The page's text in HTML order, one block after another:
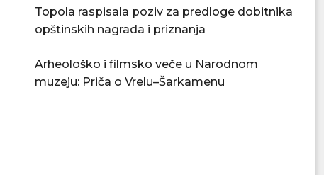
Topola raspisala poziv za predloge dobitnika
opštinskih nagrada i priznanja
Arheološko i filmsko veče u Narodnom
muzeju: Priča o Vrelu–Šarkamenu